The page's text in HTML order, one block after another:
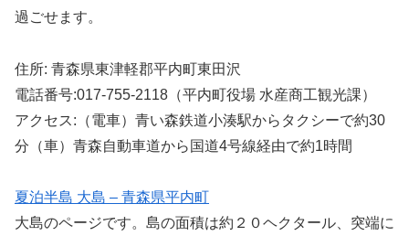
過ごせます。
住所: 青森県東津軽郡平内町東田沢
電話番号:017-755-2118（平内町役場 水産商工観光課）
アクセス:（電車）青い森鉄道小湊駅からタクシーで約30
分（車）青森自動車道から国道4号線経由で約1時間
夏泊半島 大島 – 青森県平内町
大島のページです。島の面積は約２０ヘクタール、突端に